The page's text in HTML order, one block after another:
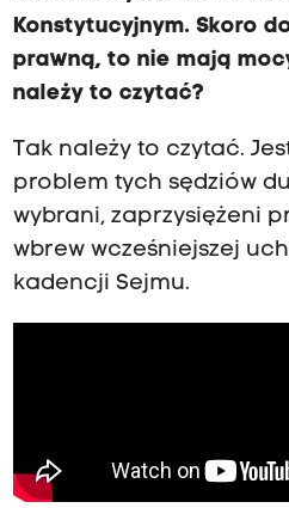
Konstytucyjnym. Skoro
prawną, to nie mają
należy to czytać?
Tak należy to czytać.
problem tych sędziów
wybrani, zaprzysiężeni
wbrew wcześniejszej
kadencji Sejmu.